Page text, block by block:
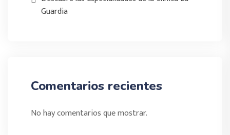
Guardia
Comentarios recientes
No hay comentarios que mostrar.